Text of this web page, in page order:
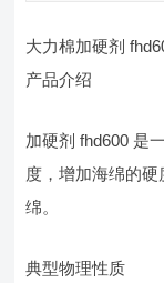
大力棉加硬剂
产品介绍
加硬剂 fhd600 是
度，增加海绵的
绵。
典型物理性质